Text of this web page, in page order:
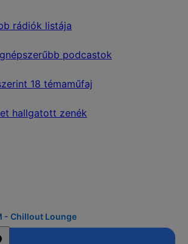
rádiók listája
podcastok
18 témaműfaj
hallgatott zenék
- Chillout Lounge